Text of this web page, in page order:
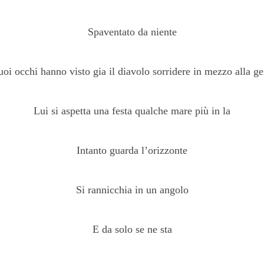
Spaventato da niente
occhi hanno visto gia il diavolo sorridere in mezzo alla
Lui si aspetta una festa qualche mare più in la
Intanto guarda l’orizzonte
Si rannicchia in un angolo
E da solo se ne sta